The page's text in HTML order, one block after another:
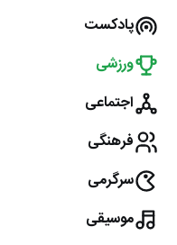
پادکست
ورزشی
اجتماعی
فرهنگی
سرگرمی
موسیقی